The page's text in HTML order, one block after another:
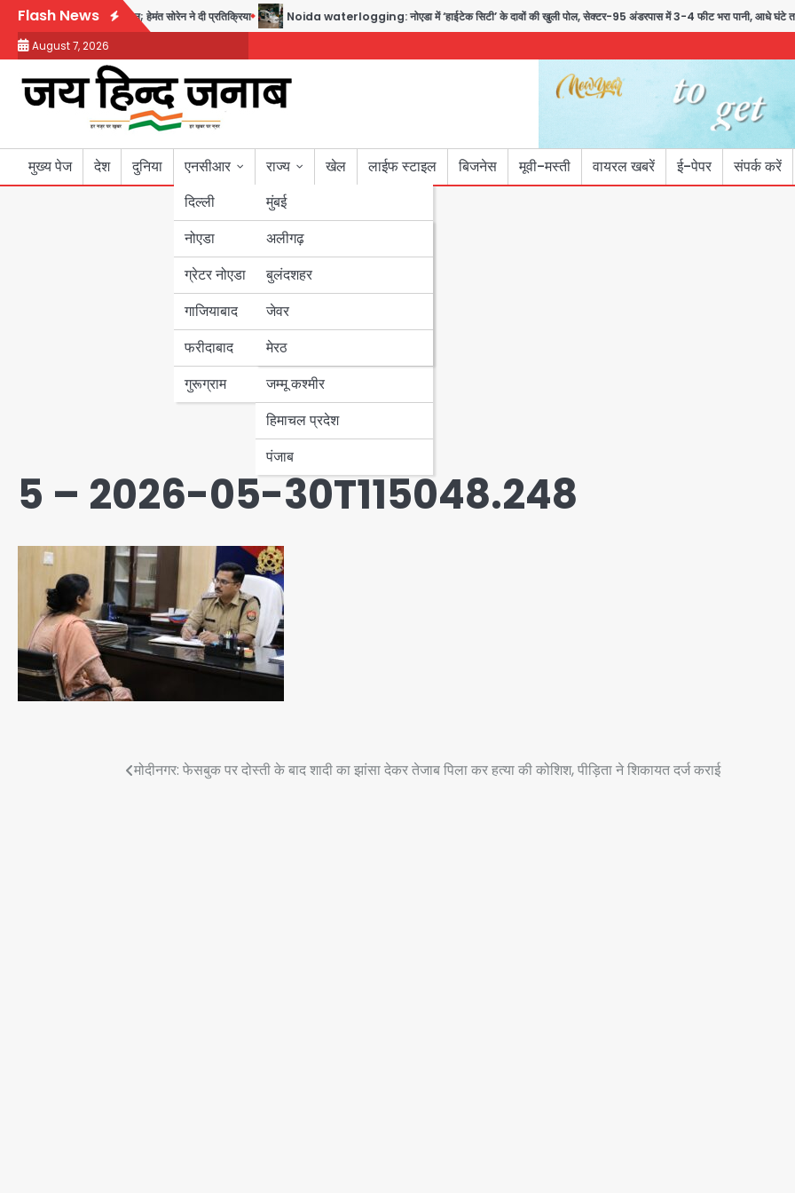
Skip
content
Flash News
कार्यकर्ताओं पर एक्शन; हेमंत सोरेन ने दी प्रतिक्रिया Noida waterlogging: नोएडा में ‘हाईटेक सिटी’ के दावों की खुली पोल, सेक्टर-95 अंडरपास में 3-4 फीट भरा पानी, आधे घंटे तक
August 7, 2026
मुख्य पेज देश दुनिया
एनसीआर
दिल्ली
नोएडा
ग्रेटर नोएडा
गाजियाबाद
फरीदाबाद
गुरूग्राम
राज्य
मुंबई
उत्तर प्रदेश
अलीगढ़
बुलंदशहर
जेवर
मेरठ
बिहार
पंजाब
हरियाणा
जम्मू कश्मीर
हिमाचल प्रदेश
पंजाब
खेल लाईफ स्टाइल बिजनेस मूवी-मस्ती वायरल खबरें ई-पेपर संपर्क करें
5 – 2026-05-30T115048.248
मोदीनगर: फेसबुक पर दोस्ती के बाद शादी का झांसा देकर तेजाब पिला कर हत्या की कोशिश, पीड़िता ने शिकायत दर्ज कराई